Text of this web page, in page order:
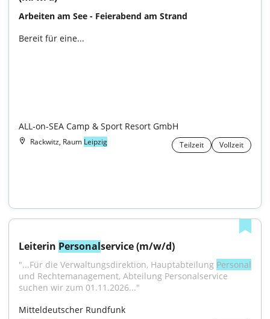
Arbeiten am See - Feierabend am Strand
Bereit für eine...
ALL-on-SEA Camp & Sport Resort GmbH
Rackwitz, Raum Leipzig Teilzeit Vollzeit
Leiterin Personalservice (m/w/d)
"...Für die Verwaltungsdirektion, Hauptabteilung Personal
und Rechtemanagement, Abteilung Personalservice
suchen wir zum 01.11.2026..."
Mitteldeutscher Rundfunk